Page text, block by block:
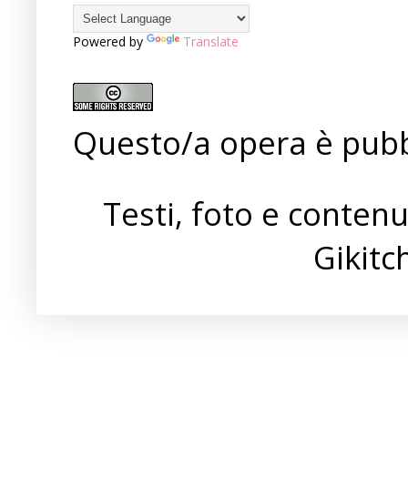
Powered by Translate
Questo/a opera è
Testi, foto e